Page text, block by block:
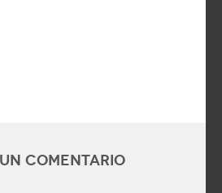
comentario